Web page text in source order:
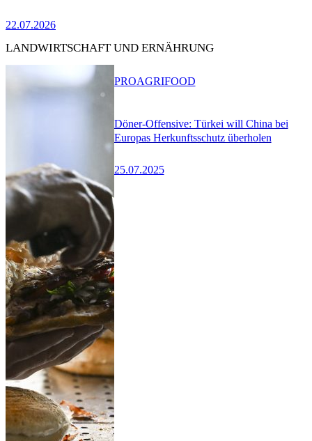
22.07.2026
LANDWIRTSCHAFT UND ERNÄHRUNG
Döner-Offensive: Türkei will China bei
Europas Herkunftsschutz überholen
25.07.2025
PROAGRIFOOD